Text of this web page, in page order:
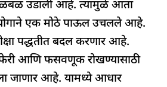
d
s
ra
m
उडाली आहे. त्यामुळे आता
एक मोठे पाऊल उचलले आहे.
पद्धतीत बदल करणार आहे.
आणि फसवणूक रोखण्यासाठी
जाणार आहे. यामध्ये आधार